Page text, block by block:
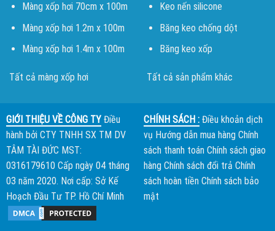
Màng xốp hơi 70cm x 100m
Màng xốp hơi 1.2m x 100m
Màng xốp hơi 1.4m x 100m
Tất cả màng xốp hơi
Keo nến silicone
Băng keo chống dột
Băng keo xốp
Tất cả sản phẩm khác
GIỚI THIỆU VỀ CÔNG TYĐiều
hành bởi CTY TNHH SX TM DV
TÂM TÀI ĐỨC MST:
0316179610 Cấp ngày 04 tháng
03 năm 2020. Nơi cấp: Sở Kế
Hoạch Đầu Tư TP. Hồ Chí Minh
CHÍNH SÁCH : Điều khoản dịch
vụ Hướng dẫn mua hàng Chính
sách thanh toán Chính sách giao
hàng Chính sách đổi trả Chính
sách hoàn tiền Chính sách bảo
mật